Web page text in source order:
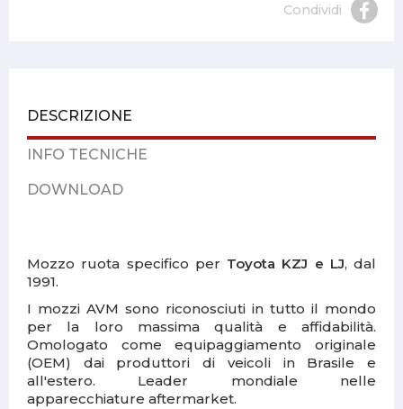
Condividi
DESCRIZIONE
INFO TECNICHE
DOWNLOAD
Mozzo ruota specifico per Toyota KZJ e LJ, dal
1991.
I mozzi AVM sono riconosciuti in tutto il mondo
per la loro massima qualità e affidabilità.
Omologato come equipaggiamento originale
(OEM) dai produttori di veicoli in Brasile e
all'estero. Leader mondiale nelle
apparecchiature aftermarket.